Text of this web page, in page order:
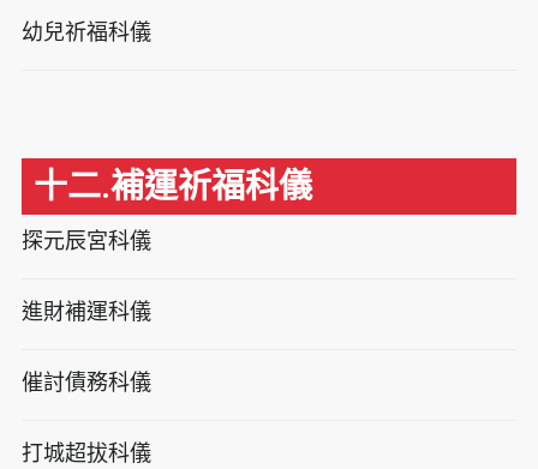
幼兒祈福科儀
十二.補運祈福科儀
探元辰宮科儀
進財補運科儀
催討債務科儀
打城超拔科儀